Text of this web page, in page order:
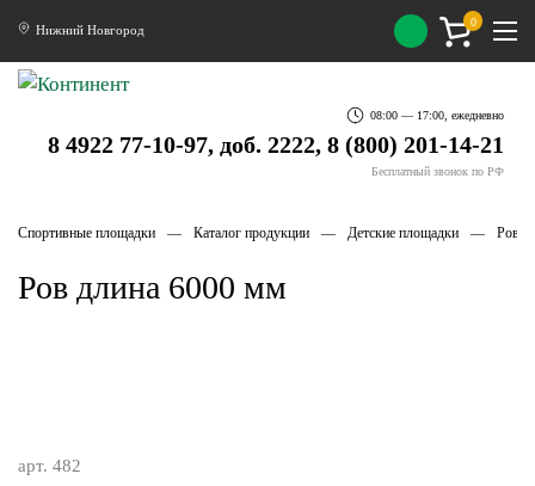
Нижний Новгород
08:00 — 17:00, ежедневно
8 4922 77-10-97, доб. 2222, 8 (800) 201-14-21
Бесплатный звонок по РФ
0
Спортивные площадки Каталог продукции Детские площадки Ров
Ров длина 6000 мм
арт. 482